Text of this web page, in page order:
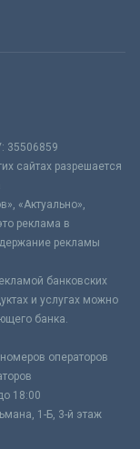
35506859
сайтах разрешается
«Актуально»,
реклама в
рекламы
банковских
и услугах можно
банка.
операторов
18:00
1-Б, 3-й этаж